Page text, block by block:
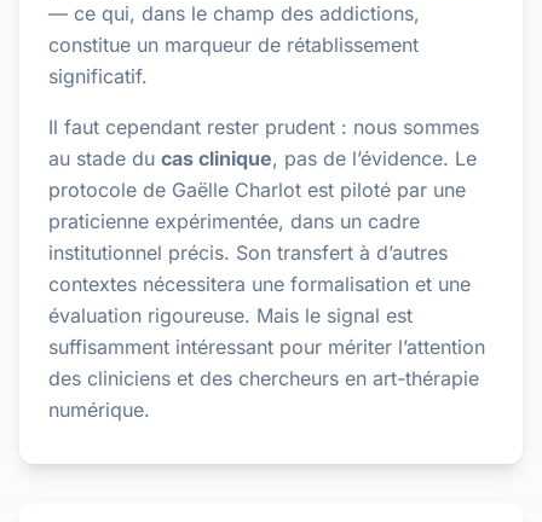
— ce qui, dans le champ des addictions,
constitue un marqueur de rétablissement
significatif.
Il faut cependant rester prudent : nous sommes
au stade du cas clinique, pas de l’évidence. Le
protocole de Gaëlle Charlot est piloté par une
praticienne expérimentée, dans un cadre
institutionnel précis. Son transfert à d’autres
contextes nécessitera une formalisation et une
évaluation rigoureuse. Mais le signal est
suffisamment intéressant pour mériter l’attention
des cliniciens et des chercheurs en art-thérapie
numérique.